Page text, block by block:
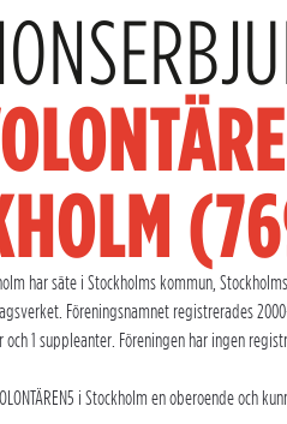
har säte i Stockholms kommun,
Föreningsnamnet registrerades
1 suppleanter. Föreningen har ingen
i Stockholm en oberoende